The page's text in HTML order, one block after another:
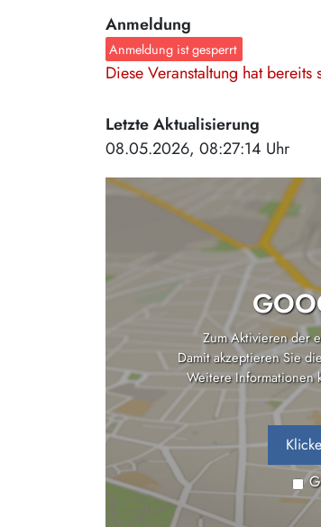
Anmeldung
Anmeldung ist gesperrt
Diese Veranstaltung hat
Letzte Aktualisierung
08.05.2026, 08:27:14 Uhr
Zum Aktivieren der
Damit akzeptieren Sie
Weitere Informationen